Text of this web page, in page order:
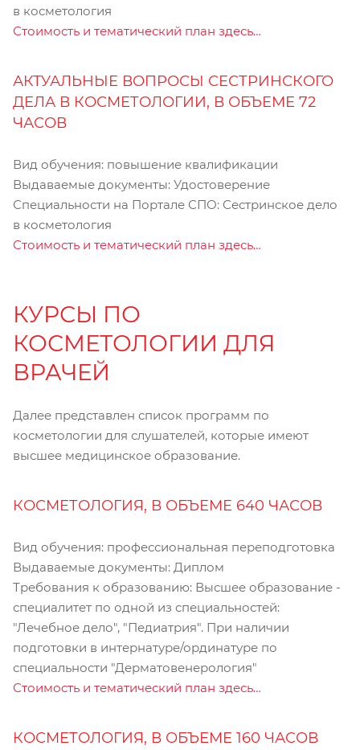
в косметология
Стоимость и тематический план здесь…
АКТУАЛЬНЫЕ ВОПРОСЫ СЕСТРИНСКОГО
ДЕЛА В КОСМЕТОЛОГИИ, В ОБЪЕМЕ 72
ЧАСОВ
Вид обучения: повышение квалификации
Выдаваемые документы: Удостоверение
Специальности на Портале СПО: Сестринское дело
в косметология
Стоимость и тематический план здесь…
КУРСЫ ПО
КОСМЕТОЛОГИИ ДЛЯ
ВРАЧЕЙ
Далее представлен список программ по
косметологии для слушателей, которые имеют
высшее медицинское образование.
КОСМЕТОЛОГИЯ, В ОБЪЕМЕ 640 ЧАСОВ
Вид обучения: профессиональная переподготовка
Выдаваемые документы: Диплом
Требования к образованию: Высшее образование -
специалитет по одной из специальностей:
"Лечебное дело", "Педиатрия". При наличии
подготовки в интернатуре/ординатуре по
специальности "Дерматовенерология"
Стоимость и тематический план здесь…
КОСМЕТОЛОГИЯ, В ОБЪЕМЕ 160 ЧАСОВ